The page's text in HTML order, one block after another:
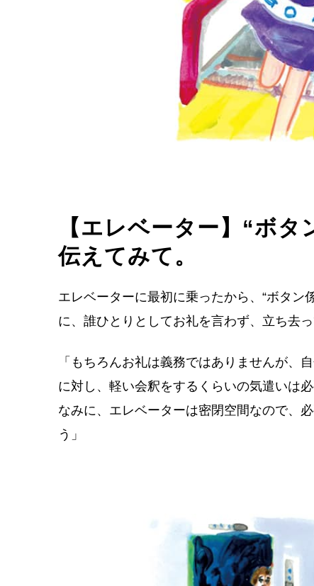
【エレベーター】“ボ
伝えてみて。
エレベーターに最初に乗ったから、“ボタン
に、誰ひとりとしてお礼を言わず、立ち去
「もちろんお礼は義務ではありませんが、
に対し、軽い会釈をするくらいの気遣いは
なみに、エレベーターは密閉空間なので、
う」